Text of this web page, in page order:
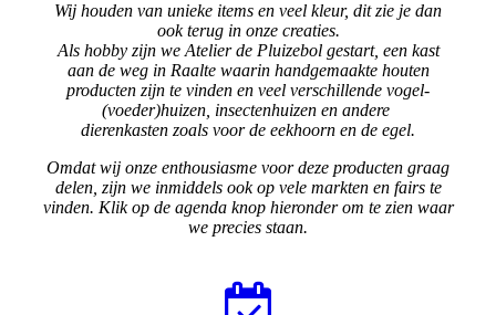
Wij houden van unieke items en veel kleur, dit zie je dan
ook terug in onze creaties.
Als hobby zijn we Atelier de Pluizebol gestart, een kast
aan de weg in Raalte waarin handgemaakte houten
producten zijn te vinden en veel verschillende vogel-
(voeder)huizen, insectenhuizen en andere
dierenkasten zoals voor de eekhoorn en de egel.
Omdat wij onze enthousiasme voor deze producten graag
delen, zijn we inmiddels ook op vele markten en fairs te
vinden. Klik op de agenda knop hieronder om te zien waar
we precies staan.